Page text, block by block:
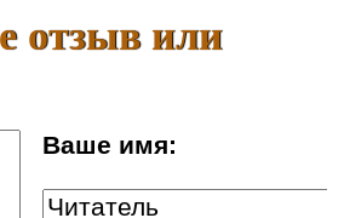
отзыв или
Ваше имя: